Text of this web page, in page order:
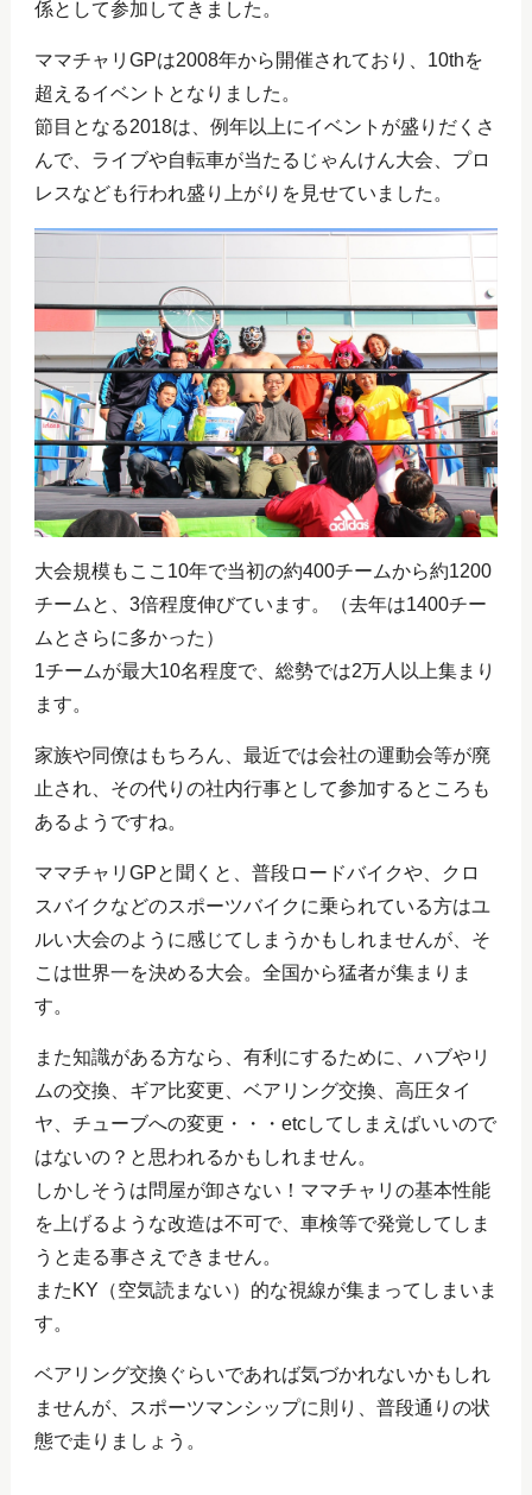
係として参加してきました。
ママチャリGPは2008年から開催されており、10thを
超えるイベントとなりました。
節目となる2018は、例年以上にイベントが盛りだくさ
んで、ライブや自転車が当たるじゃんけん大会、プロ
レスなども行われ盛り上がりを見せていました。
大会規模もここ10年で当初の約400チームから約1200
チームと、3倍程度伸びています。（去年は1400チー
ムとさらに多かった）
1チームが最大10名程度で、総勢では2万人以上集まり
ます。
家族や同僚はもちろん、最近では会社の運動会等が廃
止され、その代りの社内行事として参加するところも
あるようですね。
ママチャリGPと聞くと、普段ロードバイクや、クロ
スバイクなどのスポーツバイクに乗られている方はユ
ルい大会のように感じてしまうかもしれませんが、そ
こは世界一を決める大会。全国から猛者が集まりま
す。
また知識がある方なら、有利にするために、ハブやリ
ムの交換、ギア比変更、ベアリング交換、高圧タイ
ヤ、チューブへの変更・・・etcしてしまえばいいので
はないの？と思われるかもしれません。
しかしそうは問屋が卸さない！ママチャリの基本性能
を上げるような改造は不可で、車検等で発覚してしま
うと走る事さえできません。
またKY（空気読まない）的な視線が集まってしまいま
す。
ベアリング交換ぐらいであれば気づかれないかもしれ
ませんが、スポーツマンシップに則り、普段通りの状
態で走りましょう。